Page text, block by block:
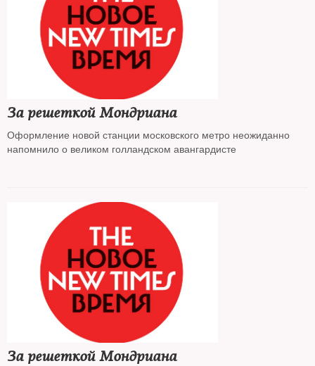
За решеткой Мондриана
Оформление новой станции московского метро неожиданно
напомнило о великом голландском авангардисте
За решеткой Мондриана